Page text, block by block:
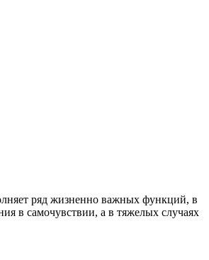
ряд жизненно важных функций, в
в самочувствии, а в тяжелых случаях